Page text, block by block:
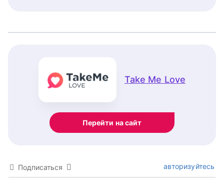
Take Me Love
Перейти на сайт
Подписаться авторизуйтесь